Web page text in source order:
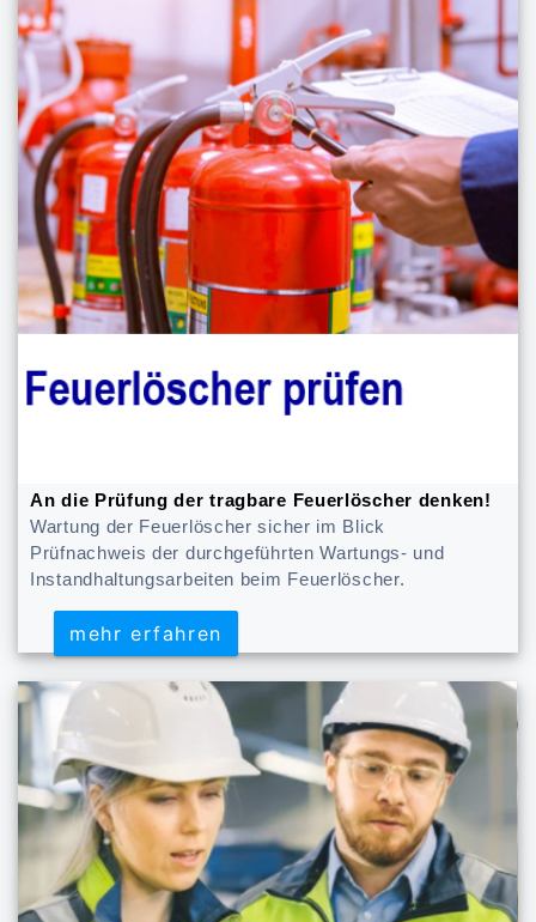
An die Prüfung der tragbare Feuerlöscher denken!
Wartung der Feuerlöscher sicher im Blick
Prüfnachweis der durchgeführten Wartungs- und
Instandhaltungsarbeiten beim Feuerlöscher.
mehr erfahren
mehr erfahren